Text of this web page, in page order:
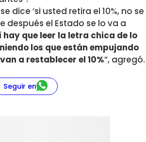
dice ‘si usted retira el 10%, no se
después el Estado se lo va a
hay que leer la letra chica de lo
los que están empujando
a restablecer el 10%”, agregó.
Seguir en